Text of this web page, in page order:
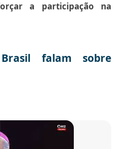
a participação na
falam sobre